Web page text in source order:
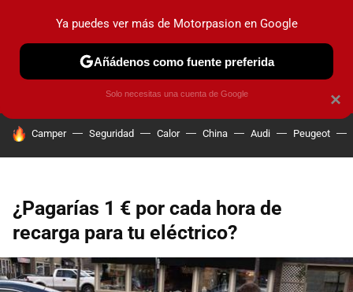
PRUEBAS COCHES ELÉCTRICOS OBSERVATORIO
HOY SE HABLA DE
Camper Seguridad Calor China Audi Peugeot
¿Pagarías 1 € por cada hora de
recarga para tu eléctrico?
×
Ya puedes ver más de Motorpasion en Google
Añádenos como fuente preferida
Solo necesitas una cuenta de Google